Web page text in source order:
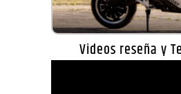
Videos reseña y